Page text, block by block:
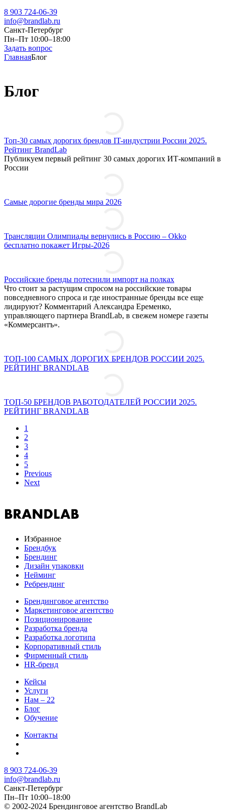
8 903 724-06-39
info@brandlab.ru
Санкт-Петербург
Пн–Пт 10:00–18:00
Задать вопрос
ГлавнаяБлог
Блог
Топ-30 самых дорогих брендов IT-индустрии России 2025.
Рейтинг BrandLab
Публикуем первый рейтинг 30 самых дорогих ИТ-компаний в
России
Самые дорогие бренды мира 2026
Трансляции Олимпиады вернулись в Россию – Okko
бесплатно покажет Игры-2026
Российские бренды потеснили импорт на полках
Что стоит за растущим спросом на российские товары
повседневного спроса и где иностранные бренды все еще
лидируют? Комментарий Александра Еременко,
управляющего партнера BrandLab, в свежем номере газеты
«Коммерсантъ».
ТОП-100 САМЫХ ДОРОГИХ БРЕНДОВ РОССИИ 2025.
РЕЙТИНГ BRANDLAB
ТОП-50 БРЕНДОВ РАБОТОДАТЕЛЕЙ РОССИИ 2025.
РЕЙТИНГ BRANDLAB
1
2
3
4
5
Previous
Next
Избранное
Брендбук
Брендинг
Дизайн упаковки
Нейминг
Ребрендинг
Брендинговое агентство
Маркетинговое агентство
Позиционирование
Разработка бренда
Разработка логотипа
Корпоративный стиль
Фирменный стиль
HR-бренд
Кейсы
Услуги
Нам – 22
Блог
Обучение
Контакты
8 903 724-06-39
info@brandlab.ru
Санкт-Петербург
Пн–Пт 10:00–18:00
© 2002-2024 Брендинговое агентство BrandLab